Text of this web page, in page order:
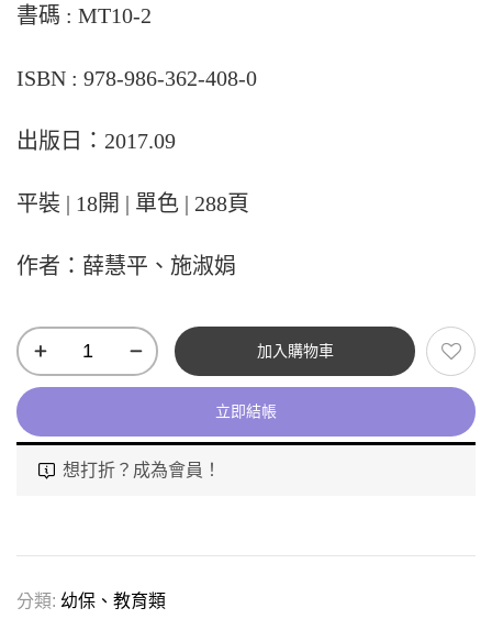
書碼 : MT10-2
ISBN : 978-986-362-408-0
出版日：2017.09
平裝 | 18開 | 單色 | 288頁
作者：薛慧平、施淑娟
加入購物車
立即結帳
想打折？成為會員！
分類: 幼保、教育類